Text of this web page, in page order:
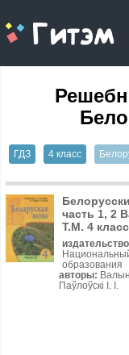
gitem.me
ГДЗ 4 класс
часть 1, 2
Т.М. 4 класс
образования
авторы:
Паўлоўскі І. І.